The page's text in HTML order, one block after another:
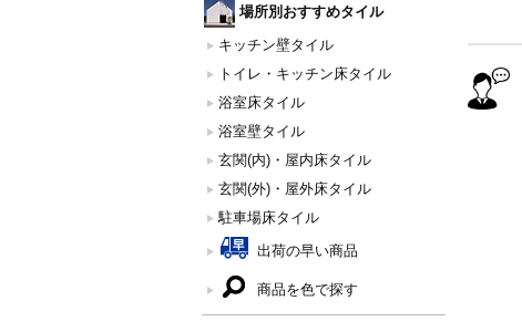
場所別おすすめタイル
キッチン壁タイル
トイレ・キッチン床タイル
浴室床タイル
浴室壁タイル
玄関(内)・屋内床タイル
玄関(外)・屋外床タイル
駐車場床タイル
出荷の早い商品
商品を色で探す